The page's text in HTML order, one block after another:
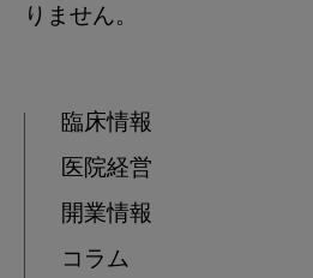
りません。
臨床情報
医院経営
開業情報
コラム